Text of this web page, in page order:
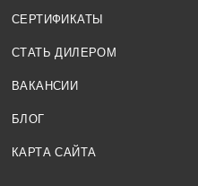
СЕРТИФИКАТЫ
СТАТЬ ДИЛЕРОМ
ВАКАНСИИ
БЛОГ
КАРТА САЙТА